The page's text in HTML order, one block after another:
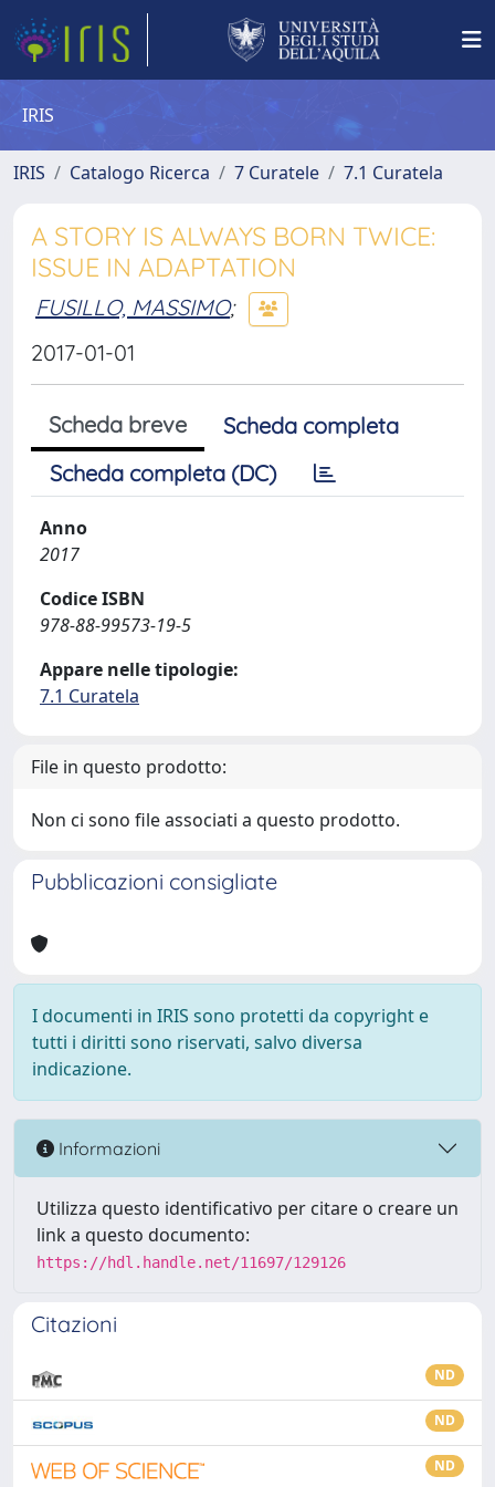
IRIS
IRIS Catalogo Ricerca 7 Curatele 7.1 Curatela
A STORY IS ALWAYS BORN TWICE:
ISSUE IN ADAPTATION
FUSILLO, MASSIMO;
2017-01-01
Scheda breve
Scheda completa
Scheda completa (DC)
Anno
2017
Codice ISBN
978-88-99573-19-5
Appare nelle tipologie:
7.1 Curatela
File in questo prodotto:
Non ci sono file associati a questo prodotto.
Pubblicazioni consigliate
I documenti in IRIS sono protetti da copyright e
tutti i diritti sono riservati, salvo diversa
indicazione.
Informazioni
Utilizza questo identificativo per citare o creare un
link a questo documento:
https://hdl.handle.net/11697/129126
Citazioni
ND
ND
ND